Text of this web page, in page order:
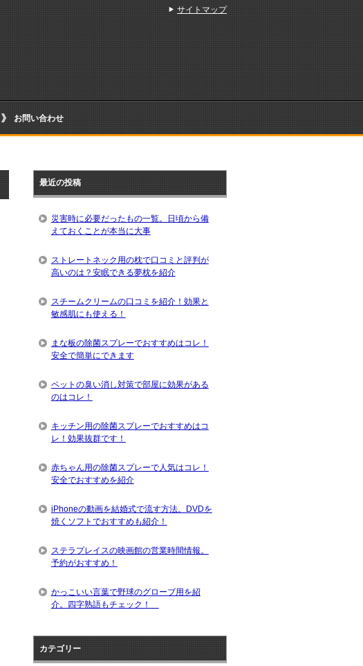
お問い合わせ
最近の投稿
災害時に必要だったもの一覧。日頃から備
えておくことが本当に大事
ストレートネック用の枕で口コミと評判が
高いのは？安眠できる夢枕を紹介
スチームクリームの口コミを紹介！効果と
敏感肌にも使える！
まな板の除菌スプレーでおすすめはコレ！
安全で簡単にできます
ペットの臭い消し対策で部屋に効果がある
のはコレ！
キッチン用の除菌スプレーでおすすめはコ
レ！効果抜群です！
赤ちゃん用の除菌スプレーで人気はコレ！
安全でおすすめを紹介
iPhoneの動画を結婚式で流す方法。DVDを
焼くソフトでおすすめも紹介！
ステラプレイスの映画館の営業時間情報。
予約がおすすめ！
かっこいい言葉で野球のグローブ用を紹
介。四字熟語もチェック！
カテゴリー
サイトマップ